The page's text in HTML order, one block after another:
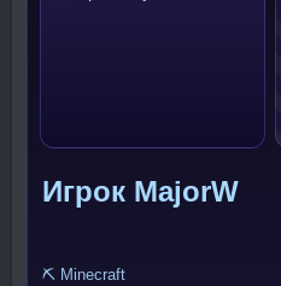
Игрок MajorW
⛏️ Minecraft